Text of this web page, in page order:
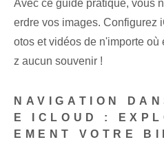
Avec ce guide pratique, vous
erdre vos images. Configurez
otos et vidéos de n'importe où
z aucun souvenir !
NAVIGATION
E ICLOUD :
EMENT VOTRE